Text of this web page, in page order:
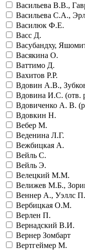
Васильева В.В.,
Васильева С.А.,
Василюк Ф.Е.
Васс Д.
Васубандху,
Васякина О.
Ваттимо Д.
Вахитов Р.Р.
Вдовин А.В.,
Вдовина И.С. (отв.
Вдовиченко А. В.
Вдовкин Н.
Вебер М.
Веденина Л.Г.
Вежбицкая А.
Вейль С.
Вейль Э.
Велецкий М.М.
Велижев М.Б.,
Веннер А., Уэллс П.
Вербицкая О.М.
Верлен П.
Вернадский В.И.
Вернер Зомбарт
Вертгеймер М.